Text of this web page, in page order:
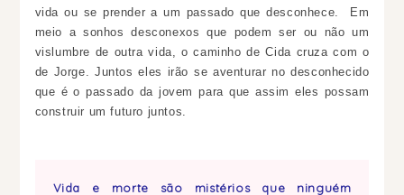
vida ou se prender a um passado que desconhece. Em
meio a sonhos desconexos que podem ser ou não um
vislumbre de outra vida, o caminho de Cida cruza com o
de Jorge. Juntos eles irão se aventurar no desconhecido
que é o passado da jovem para que assim eles possam
construir um futuro juntos.
Vida e morte são mistérios que ninguém